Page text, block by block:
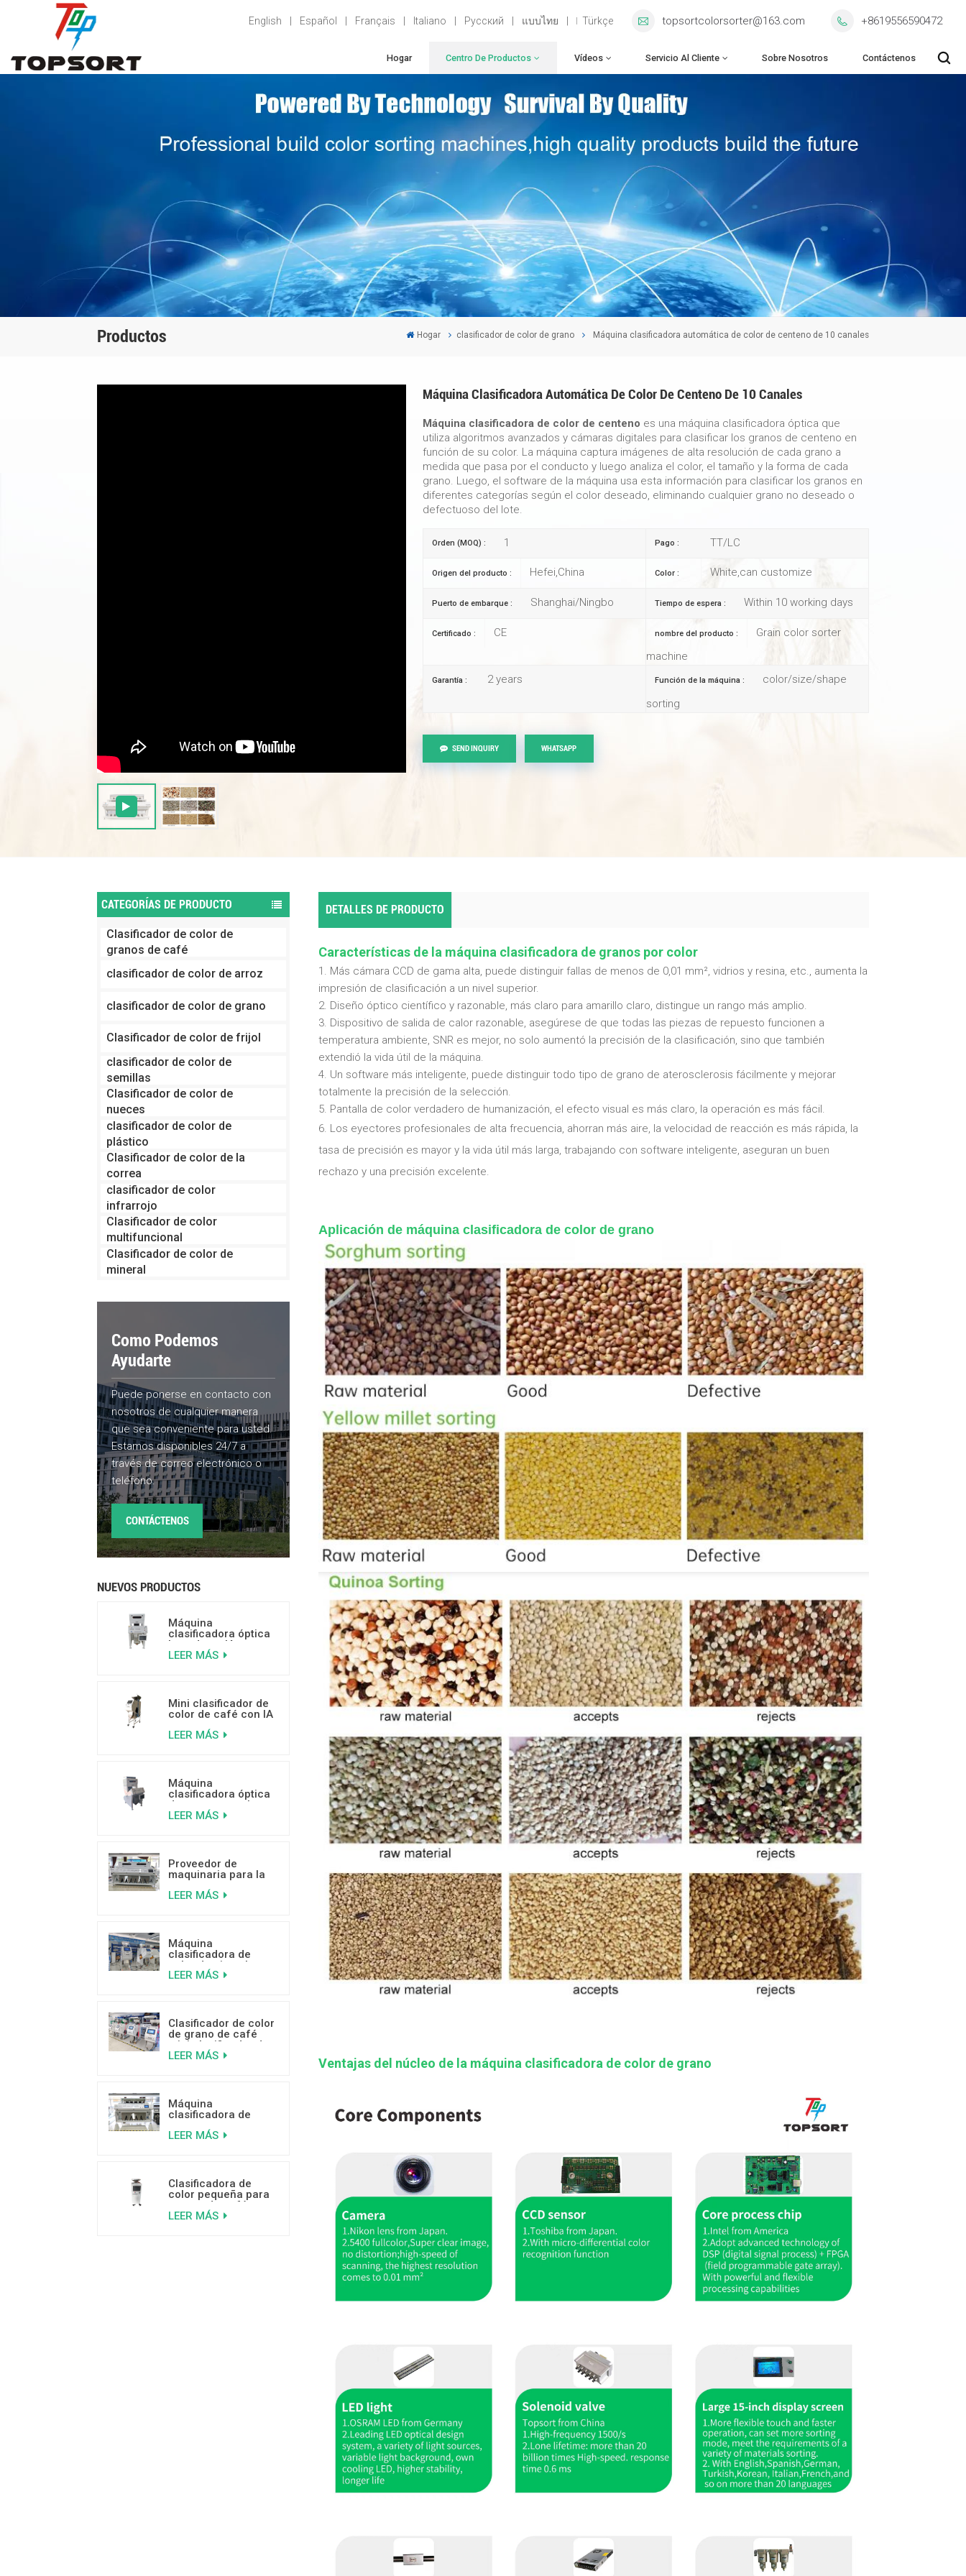
English Español Français Italiano Русский แบบไทย Türkçe topsortcolorsorter@163.com +8619556590472
Hogar Centro De Productos Vídeos Servicio Al Cliente Sobre Nosotros Contáctenos
Productos Hogar clasificador de color de grano Máquina clasificadora automática de color de centeno de 10 canales
Máquina Clasificadora Automática De Color De Centeno De 10 Canales
Máquina clasificadora de color de centeno es una máquina clasificadora óptica que
utiliza algoritmos avanzados y cámaras digitales para clasificar los granos de centeno en
función de su color. La máquina captura imágenes de alta resolución de cada grano a
medida que pasa por el conducto y luego analiza el color, el tamaño y la forma de cada
grano. Luego, el software de la máquina usa esta información para clasificar los granos en
diferentes categorías según el color deseado, eliminando cualquier grano no deseado o
defectuoso del lote.
Orden (MOQ) : 1 Pago : TT/LC
Origen del producto : Hefei,China Color : White,can customize
Puerto de embarque : Shanghai/Ningbo Tiempo de espera : Within 10 working days
Certificado : CE nombre del producto :
Grain color sorter
machine
Garantía : 2 years Función de la máquina :
color/size/shape
sorting
SEND INQUIRY WHATSAPP
CATEGORÍAS DE PRODUCTO
Clasificador de color de
granos de café
clasificador de color de arroz
clasificador de color de grano
Clasificador de color de frijol
clasificador de color de
semillas
Clasificador de color de
nueces
clasificador de color de
plástico
Clasificador de color de la
correa
clasificador de color
infrarrojo
Clasificador de color
multifuncional
Clasificador de color de
mineral
Como Podemos
Ayudarte
Puede ponerse en contacto con
nosotros de cualquier manera
que sea conveniente para usted.
Estamos disponibles 24/7 a
través de correo electrónico o
teléfono.
CONTÁCTENOS
NUEVOS PRODUCTOS
Máquina
clasificadora óptica
basada en IA para
frutos secos de 500
LEER MÁS
Mini clasificador de
color de café con IA
de café mohosos,
LEER MÁS
Máquina
clasificadora óptica
de arroz por color
con IA y tecnología
LEER MÁS
Proveedor de
maquinaria para la
color de cocos de
LEER MÁS
Máquina
clasificadora de
color de pistacho
con IA y aprendizaje
LEER MÁS
Clasificador de color
de grano de café
mini clasificador de
color de venta
LEER MÁS
Máquina
clasificadora de
inteligente de 5
LEER MÁS
Clasificadora de
color pequeña para
granos de café a
bajo precio
LEER MÁS
DETALLES DE PRODUCTO
Características de la máquina clasificadora de granos por color
1. Más cámara CCD de gama alta, puede distinguir fallas de menos de 0,01 mm², vidrios y resina, etc., aumenta la
impresión de clasificación a un nivel superior.
2. Diseño óptico científico y razonable, más claro para amarillo claro, distingue un rango más amplio.
3. Dispositivo de salida de calor razonable, asegúrese de que todas las piezas de repuesto funcionen a
temperatura ambiente, SNR es mejor, no solo aumentó la precisión de la clasificación, sino que también
extendió la vida útil de la máquina.
4. Un software más inteligente, puede distinguir todo tipo de grano de aterosclerosis fácilmente y mejorar
totalmente la precisión de la selección.
5. Pantalla de color verdadero de humanización, el efecto visual es más claro, la operación es más fácil.
6. Los eyectores profesionales de alta frecuencia, ahorran más aire, la velocidad de reacción es más rápida, la
tasa de precisión es mayor y la vida útil más larga, trabajando con software inteligente, aseguran un buen
rechazo y una precisión excelente.
Aplicación de máquina clasificadora de color de grano
Ventajas del núcleo de la máquina clasificadora de color de grano